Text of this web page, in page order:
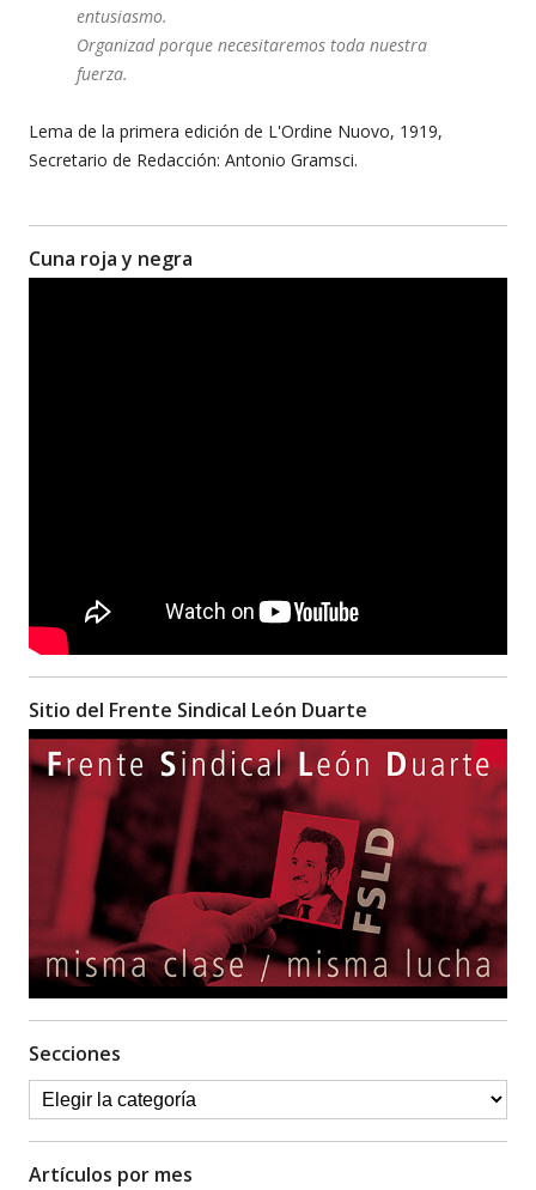
entusiasmo.
Organizad porque necesitaremos toda nuestra
fuerza.
Lema de la primera edición de L'Ordine Nuovo, 1919,
Secretario de Redacción: Antonio Gramsci.
Cuna roja y negra
Sitio del Frente Sindical León Duarte
Secciones
Artículos por mes